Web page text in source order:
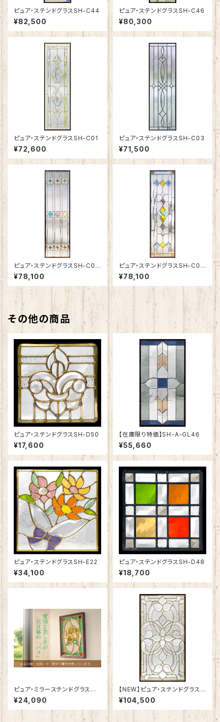
ピュア・ステンドグラスSH-C44
¥82,500
ピュア・ステンドグラスSH-C46
¥80,300
ピュア・ステンドグラスSH-C01
¥72,600
ピュア・ステンドグラスSH-C03
¥71,500
ピュア・ステンドグラスSH-C04
N
¥78,100
ピュア・ステンドグラスSH-C05
N
¥78,100
その他の商品
ピュア・ステンドグラスSH-D50
¥17,600
【在庫限り特価】SH-A-GL46
¥55,660
ピュア・ステンドグラスSH-E22
¥34,100
ピュア・ステンドグラスSH-D48
¥18,700
ピュア・ミラーステンドグラス
愛情の「バラ」SH-PS01
¥24,090
【NEW】ピュア・ステンドグラスS
H-A50
¥104,500